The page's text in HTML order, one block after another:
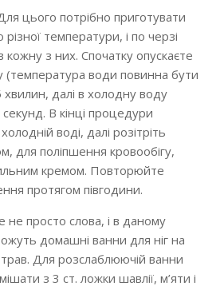
цього потрібно приготувати
температури, і по черзі
кожну з них. Спочатку опускаєте
(температура води повинна бути
далі в холодну воду
В кінці процедури
воді, далі розітріть
для поліпшення кровообігу,
кремом. Повторюйте
протягом півгодини.
просто слова, і в даному
домашні ванни для ніг на
трав. Для розслаблюючій ванни
з 3 ст. ложки шавлії, м’яти і